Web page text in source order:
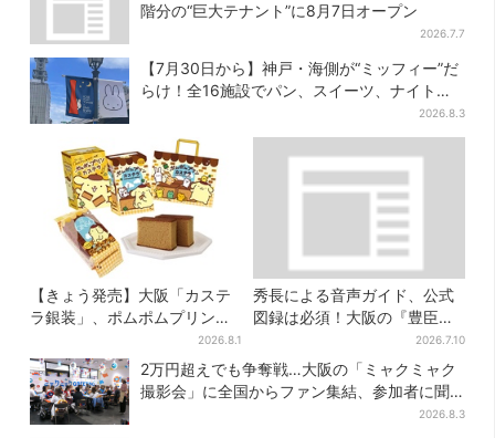
階分の“巨大テナント”に8月7日オープン
2026.7.7
【7月30日から】神戸・海側が“ミッフィー”だ
らけ！全16施設でパン、スイーツ、ナイトマ
2026.8.3
【きょう発売】大阪「カステ
ラ銀装」、ポムポムプリンと
初コラボ 紙袋まで限定デザ
インに
2026.8.1
秀長による音声ガイド、公式
図録は必須！大阪の『豊臣兄
弟』展を、より楽しむ方法４
選
2026.7.10
2万円超えでも争奪戦…大阪の「ミャクミャク
撮影会」に全国からファン集結、参加者に聞
2026.8.3